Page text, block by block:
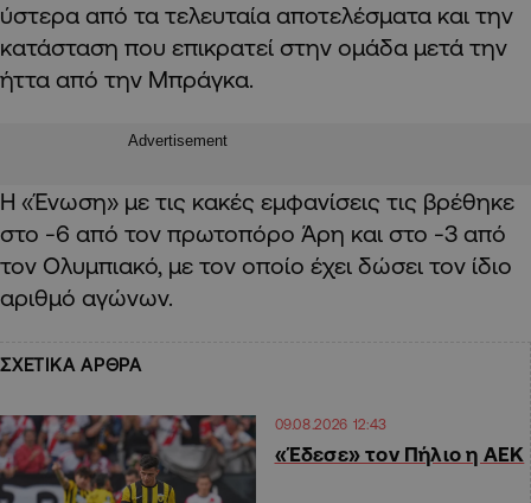
ύστερα από τα τελευταία αποτελέσματα και την
κατάσταση που επικρατεί στην ομάδα μετά την
ήττα από την Μπράγκα.
Advertisement
Η «Ένωση» με τις κακές εμφανίσεις τις βρέθηκε
στο -6 από τον πρωτοπόρο Άρη και στο -3 από
τον Ολυμπιακό, με τον οποίο έχει δώσει τον ίδιο
αριθμό αγώνων.
ΣΧΕΤΙΚΑ ΑΡΘΡΑ
09.08.2026 12:43
«Έδεσε» τον Πήλιο η ΑΕΚ